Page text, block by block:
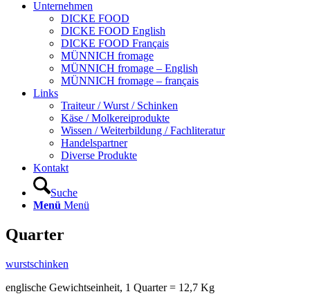
Unternehmen
DICKE FOOD
DICKE FOOD English
DICKE FOOD Français
MÜNNICH fromage
MÜNNICH fromage – English
MÜNNICH fromage – français
Links
Traiteur / Wurst / Schinken
Käse / Molkereiprodukte
Wissen / Weiterbildung / Fachliteratur
Handelspartner
Diverse Produkte
Kontakt
Suche
Menü Menü
Quarter
wurstschinken
englische Gewichtseinheit, 1 Quarter = 12,7 Kg